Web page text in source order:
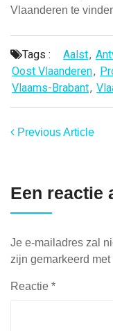
Vlaanderen te
Tags : Aalst,
Oost Vlaanderen,
Vlaams-Brabant,
Previous Article
Een reactie
Je e-mailadres zal
zijn gemarkeerd met
Reactie *